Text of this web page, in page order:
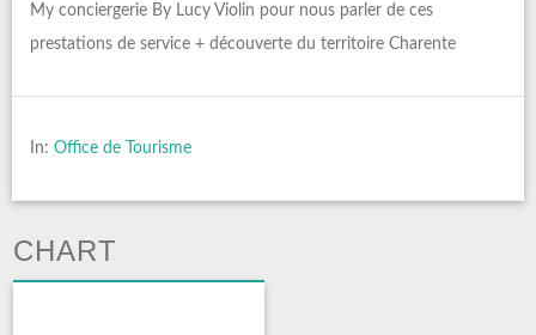
My conciergerie By Lucy Violin pour nous parler de ces
prestations de service + découverte du territoire Charente
In: Office de Tourisme
CHART